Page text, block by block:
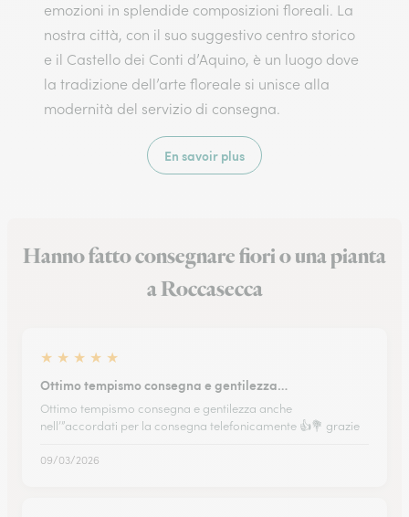
emozioni in splendide composizioni floreali. La
nostra città, con il suo suggestivo centro storico
e il Castello dei Conti d’Aquino, è un luogo dove
la tradizione dell’arte floreale si unisce alla
modernità del servizio di consegna.
En savoir plus
Hanno fatto consegnare fiori o una pianta
a Roccasecca
★ ★ ★ ★ ★
Ottimo tempismo consegna e gentilezza…
Ottimo tempismo consegna e gentilezza anche
nell’”accordati per la consegna telefonicamente 👍💐 grazie
09/03/2026